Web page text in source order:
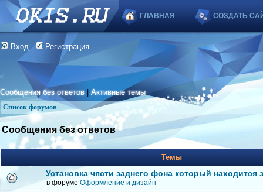
ГЛАВНАЯ СОЗДАТЬ
Вход Регистрация
Сообщения без ответов |Активные темы
Список форумов
Сообщения без ответов
Темы
Установка чясти заднего фона который находится
в форуме Оформление и дизайн